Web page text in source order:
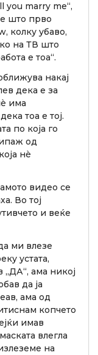
you marry me“,
што прво
колку убаво,
на ТВ што
е тоа“.
накај
дека е за
има
тоа е тој.
по која го
од
нè
видео се
Во тој
и веќе
ми влезе
устата,
ама никој
да ја
ама од
копчето
имав
влегла
на